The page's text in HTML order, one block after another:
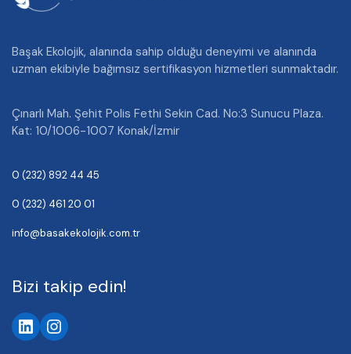
Başak Ekolojik, alanında sahip olduğu deneyimi ve alanında
uzman ekibiyle bağımsız sertifikasyon hizmetleri sunmaktadır.
Çınarlı Mah. Şehit Polis Fethi Sekin Cad. No:3 Sunucu Plaza.
Kat: 10/1006-1007 Konak/İzmir
0 (232) 892 44 45
0 (232) 461 20 01
info@basakekolojik.com.tr
Bizi takip edin!